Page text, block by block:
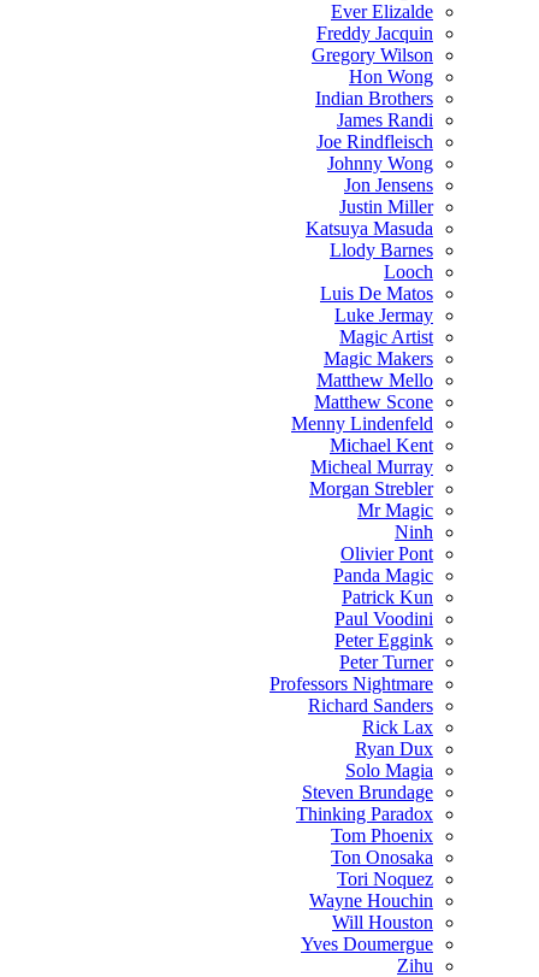
Ever Elizalde
Freddy Jacquin
Gregory Wilson
Hon Wong
Indian Brothers
James Randi
Joe Rindfleisch
Johnny Wong
Jon Jensens
Justin Miller
Katsuya Masuda
Llody Barnes
Looch
Luis De Matos
Luke Jermay
Magic Artist
Magic Makers
Matthew Mello
Matthew Scone
Menny Lindenfeld
Michael Kent
Micheal Murray
Morgan Strebler
Mr Magic
Ninh
Olivier Pont
Panda Magic
Patrick Kun
Paul Voodini
Peter Eggink
Peter Turner
Professors Nightmare
Richard Sanders
Rick Lax
Ryan Dux
Solo Magia
Steven Brundage
Thinking Paradox
Tom Phoenix
Ton Onosaka
Tori Noquez
Wayne Houchin
Will Houston
Yves Doumergue
Zihu